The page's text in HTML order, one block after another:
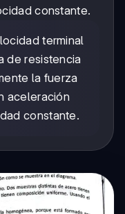
constante.
terminal
de resistencia
la fuerza
aceleración
constante.